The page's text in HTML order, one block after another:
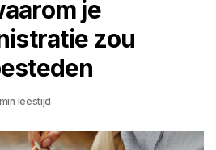
je
zou
leestijd